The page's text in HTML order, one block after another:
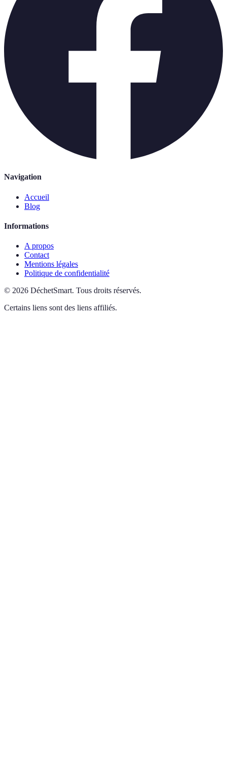
Navigation
Accueil
Blog
Informations
A propos
Contact
Mentions légales
Politique de confidentialité
© 2026 DéchetSmart. Tous droits réservés.
Certains liens sont des liens affiliés.